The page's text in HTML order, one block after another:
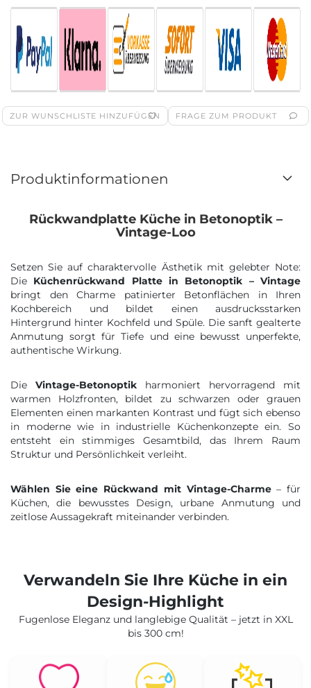
ZUR WUNSCHLISTE HINZUFÜGEN FRAGE ZUM PRODUKT
Produktinformationen
Rückwandplatte Küche in Betonoptik –
Vintage-Loo
Setzen Sie auf charaktervolle Ästhetik mit gelebter Note:
Die Küchenrückwand Platte in Betonoptik – Vintage
bringt den Charme patinierter Betonflächen in Ihren
Kochbereich und bildet einen ausdrucksstarken
Hintergrund hinter Kochfeld und Spüle. Die sanft gealterte
Anmutung sorgt für Tiefe und eine bewusst unperfekte,
authentische Wirkung.
Die Vintage-Betonoptik harmoniert hervorragend mit
warmen Holzfronten, bildet zu schwarzen oder grauen
Elementen einen markanten Kontrast und fügt sich ebenso
in moderne wie in industrielle Küchenkonzepte ein. So
entsteht ein stimmiges Gesamtbild, das Ihrem Raum
Struktur und Persönlichkeit verleiht.
Wählen Sie eine Rückwand mit Vintage-Charme– für
Küchen, die bewusstes Design, urbane Anmutung und
zeitlose Aussagekraft miteinander verbinden.
Verwandeln Sie Ihre Küche in ein
Design-Highlight
Fugenlose Eleganz und langlebige Qualität – jetzt in XXL
bis 300 cm!